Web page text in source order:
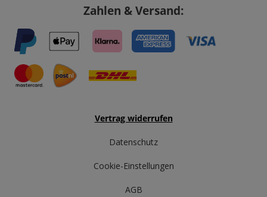
Zahlen & Versand:
Vertrag widerrufen
Datenschutz
Cookie-Einstellungen
AGB